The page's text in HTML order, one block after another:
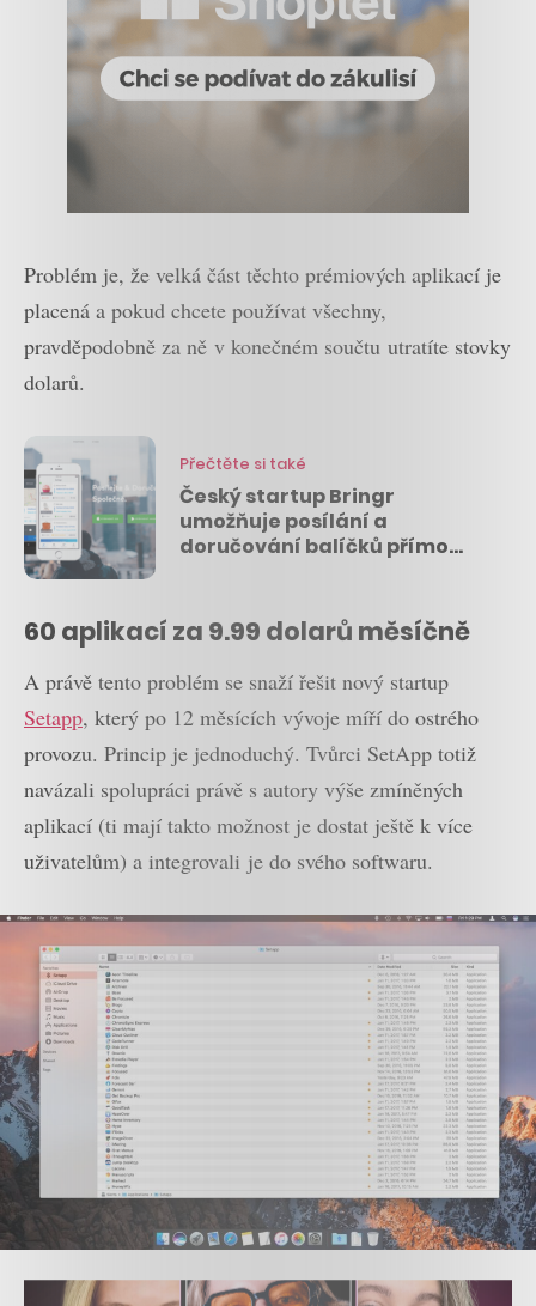
Problém je, že velká část těchto prémiových aplikací je
placená a pokud chcete používat všechny,
pravděpodobně za ně v konečném součtu utratíte stovky
dolarů.
Přečtěte si také
Český startup Bringr
umožňuje posílání a
doručování balíčků přímo
60 aplikací za 9.99 dolarů měsíčně
A právě tento problém se snaží řešit nový startup
Setapp, který po 12 měsících vývoje míří do ostrého
provozu. Princip je jednoduchý. Tvůrci SetApp totiž
navázali spolupráci právě s autory výše zmíněných
aplikací (ti mají takto možnost je dostat ještě k více
uživatelům) a integrovali je do svého softwaru.